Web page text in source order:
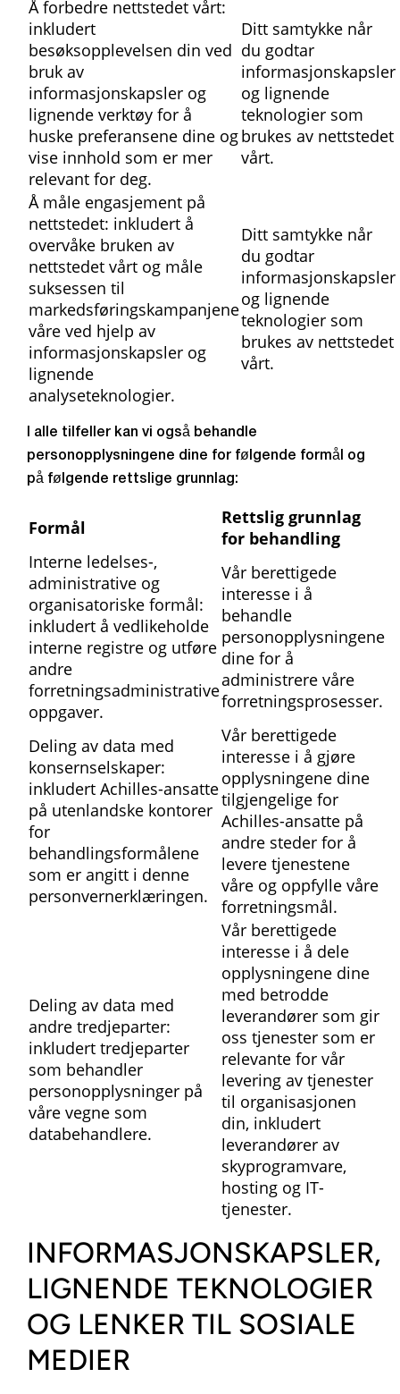
Å forbedre nettstedet vårt:
inkludert
besøksopplevelsen din ved
bruk av
informasjonskapsler og
lignende verktøy for å
huske preferansene dine og
vise innhold som er mer
relevant for deg.
Ditt samtykke når
du godtar
informasjonskapsler
og lignende
teknologier som
brukes av nettstedet
vårt.
Å måle engasjement på
nettstedet: inkludert å
overvåke bruken av
nettstedet vårt og måle
suksessen til
markedsføringskampanjene
våre ved hjelp av
informasjonskapsler og
lignende
analyseteknologier.
Ditt samtykke når
du godtar
informasjonskapsler
og lignende
teknologier som
brukes av nettstedet
vårt.
I alle tilfeller kan vi også behandle
personopplysningene dine for følgende formål og
på følgende rettslige grunnlag:
Formål
Rettslig grunnlag
for behandling
Interne ledelses-,
administrative og
organisatoriske formål:
inkludert å vedlikeholde
interne registre og utføre
andre
forretningsadministrative
oppgaver.
Vår berettigede
interesse i å
behandle
personopplysningene
dine for å
administrere våre
forretningsprosesser.
Deling av data med
konsernselskaper:
inkludert Achilles-ansatte
på utenlandske kontorer
for
behandlingsformålene
som er angitt i denne
personvernerklæringen.
Vår berettigede
interesse i å gjøre
opplysningene dine
tilgjengelige for
Achilles-ansatte på
andre steder for å
levere tjenestene
våre og oppfylle våre
forretningsmål.
Deling av data med
andre tredjeparter:
inkludert tredjeparter
som behandler
personopplysninger på
våre vegne som
databehandlere.
Vår berettigede
interesse i å dele
opplysningene dine
med betrodde
leverandører som gir
oss tjenester som er
relevante for vår
levering av tjenester
til organisasjonen
din, inkludert
leverandører av
skyprogramvare,
hosting og IT-
tjenester.
INFORMASJONSKAPSLER,
LIGNENDE TEKNOLOGIER
OG LENKER TIL SOSIALE
MEDIER